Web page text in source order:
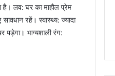
लव: घर का माहौल प्रेम
रहें। स्वास्थ्य: ज्यादा
पड़ेगा। भाग्यशाली रंग: